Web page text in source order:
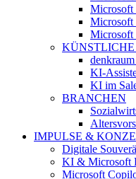
Microsoft
Microsoft
Microsoft
KI-
KI im
BRANCHEN
IMPULSE &
Digitale
KI & Microsoft
Microsoft